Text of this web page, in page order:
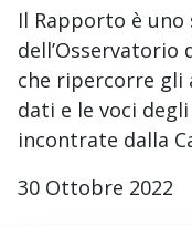
Il Rapporto è uno
dell’Osservatorio
che ripercorre gli
dati e le voci
incontrate dalla
30 Ottobre 2022